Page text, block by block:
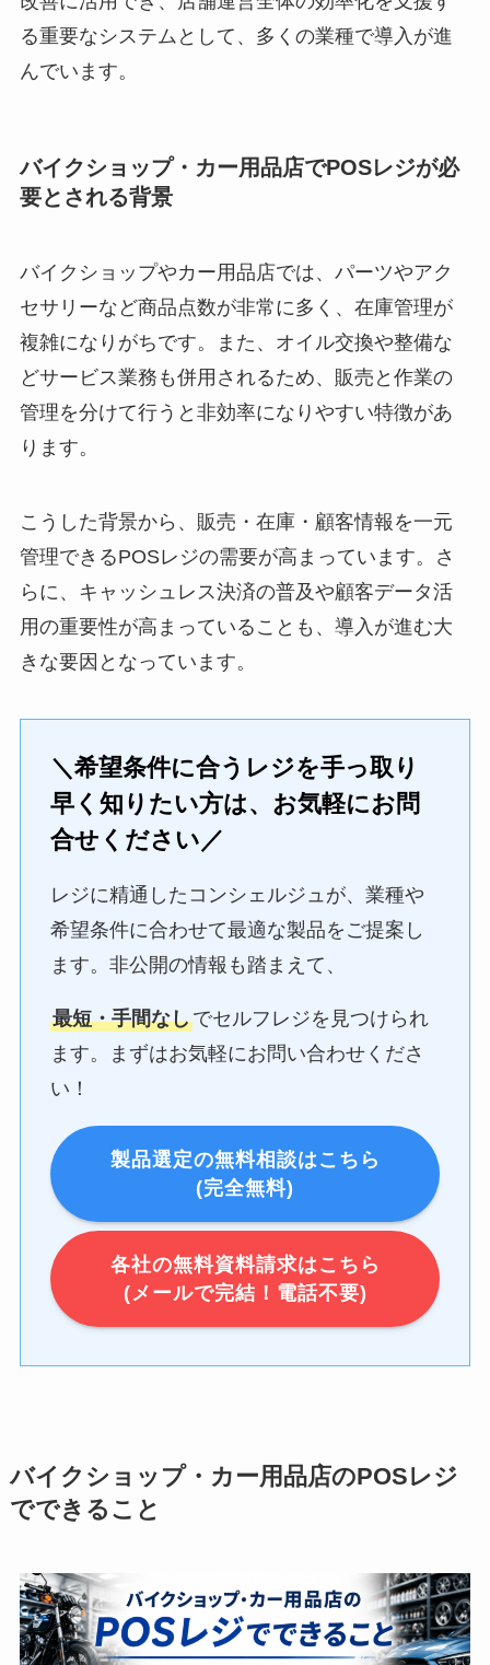
る重要なシステムとして、多くの業種で導入が進
んでいます。
バイクショップ・カー用品店でPOSレジが必
要とされる背景
バイクショップやカー用品店では、パーツやアク
セサリーなど商品点数が非常に多く、在庫管理が
複雑になりがちです。また、オイル交換や整備な
どサービス業務も併用されるため、販売と作業の
管理を分けて行うと非効率になりやすい特徴があ
ります。
こうした背景から、販売・在庫・顧客情報を一元
管理できるPOSレジの需要が高まっています。さ
らに、キャッシュレス決済の普及や顧客データ活
用の重要性が高まっていることも、導入が進む大
きな要因となっています。
＼希望条件に合うレジを手っ取り
早く知りたい方は、お気軽にお問
合せください／
レジに精通したコンシェルジュが、業種や
希望条件に合わせて最適な製品をご提案し
ます。非公開の情報も踏まえて、
最短・手間なしでセルフレジを見つけられ
ます。まずはお気軽にお問い合わせくださ
い！
製品選定の無料相談はこちら
(完全無料)
各社の無料資料請求はこちら
(メールで完結！電話不要)
バイクショップ・カー用品店のPOSレジ
でできること